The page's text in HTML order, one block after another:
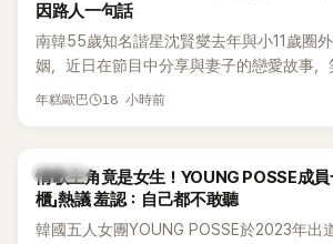
因路人一句話
南韓55歲知名諧星沈賢燮去年與小11歲圈
姻，近日在節目中分享與妻子的戀愛故事，
受兩人世界，沒想到站在飯店門口時竟被路
年糕歐巴 18 小時前
K-POP
情歌主角竟是女生！YOUNG POSSE成員
櫃」熱議 羞認：自己都不敢聽
韓國五人女團YOUNG POSSE於2023年出